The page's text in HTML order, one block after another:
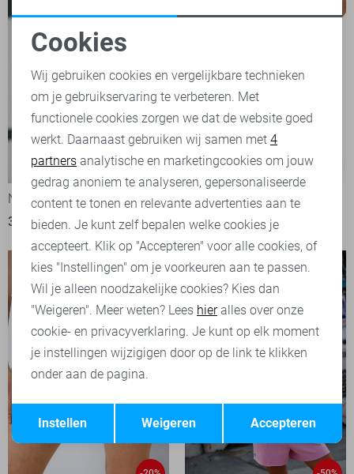
-20%
Noisy may Blouse
31,95 39,99
Noisy may Korte broek
12,50 24,99
Noodzakelijke cookies
Personalisatie cookies
Analytische cookies
Marketing cookies
Terug Opslaan
Cookies
Wij gebruiken cookies en vergelijkbare technieken
om je gebruikservaring te verbeteren. Met
functionele cookies zorgen we dat de website goed
werkt. Daarnaast gebruiken wij samen met 4
partners analytische en marketingcookies om jouw
gedrag anoniem te analyseren, gepersonaliseerde
content te tonen en relevante advertenties aan te
bieden. Je kunt zelf bepalen welke cookies je
accepteert. Klik op "Accepteren" voor alle cookies, of
kies "Instellingen" om je voorkeuren aan te passen.
Wil je alleen noodzakelijke cookies? Kies dan
"Weigeren". Meer weten? Lees hieralles over onze
cookie- en privacyverklaring. Je kunt op elk moment
je instellingen wijzigigen door op de link te klikken
onder aan de pagina.
Accepteren
Weigeren
Instellen